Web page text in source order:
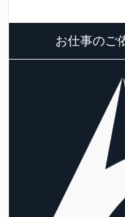
お仕事のご